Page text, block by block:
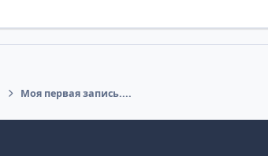
Моя первая запись....